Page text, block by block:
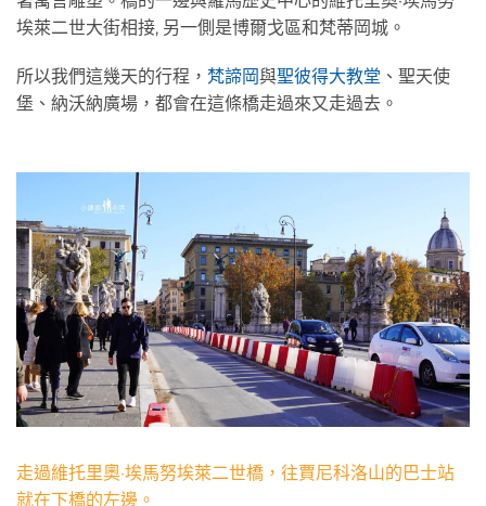
埃萊二世大街相接, 另一側是博爾戈區和梵蒂岡城。
所以我們這幾天的行程， 梵諦岡與聖彼得大教堂 、聖天使
堡、納沃納廣場，都會在這條橋走過來又走過去。
走過維托里奧·埃馬努埃萊二世橋，往賈尼科洛山的巴士站
就在下橋的左邊。